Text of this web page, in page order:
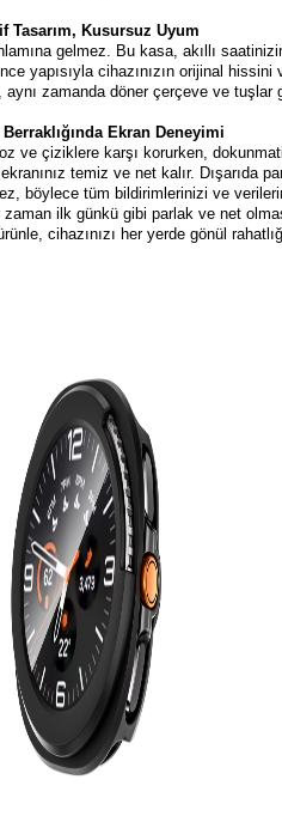
Tasarım, Kusursuz Uyum
gelmez. Bu kasa, akıllı
yapısıyla cihazınızın orijinal hissini
zamanda döner çerçeve ve tuşlar
Ekran Deneyimi
ve çiziklere karşı korurken,
temiz ve net kalır. Dışarıda
böylece tüm bildirimlerinizi ve
ilk günkü gibi parlak ve net
cihazınızı her yerde gönül